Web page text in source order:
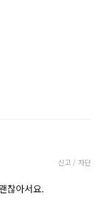
신고 / 차단
찮아서요.